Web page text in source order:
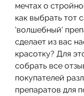
мечтах о
как выбрать тот
'волшебный'
сделает из вас
красотку? Для
собрать все
покупателей
препаратов для